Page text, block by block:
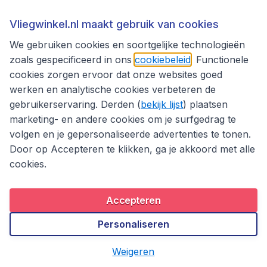
Bekijk alle
Dit is het laagste tarief gevonden in de laatste 24 uur door bezoekers
vliegwinkel.nl en is excl € 29,90 boekingskosten.
Meer info
29,90 boekingskosten.
Andere bestemmingen in Peru
Lima
Vliegwinkel.nl maakt gebruik van cookies
We gebruiken cookies en soortgelijke technologieën
zoals gespecificeerd in ons cookiebeleid . Functionele
cookies zorgen ervoor dat onze websites goed
werken en analytische cookies verbeteren de
gebruikerservaring. Derden (bekijk lijst) plaatsen
marketing- en andere cookies om je surfgedrag te
volgen en je gepersonaliseerde advertenties te tonen.
Door op Accepteren te klikken, ga je akkoord met alle
cookies.
Accepteren
Personaliseren
Weigeren